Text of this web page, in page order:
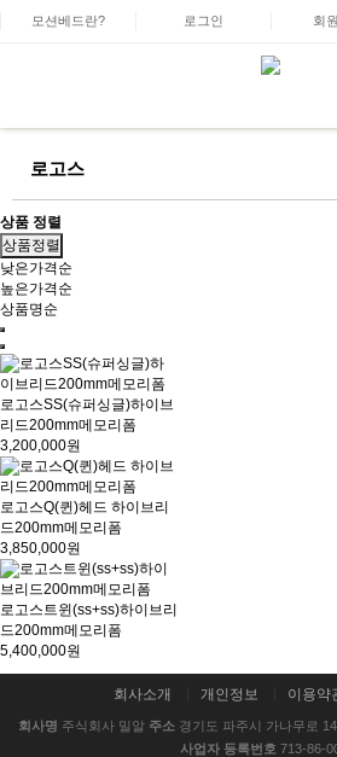
모션베드란? 로그인 회
로고스
상품 정렬
상품정렬
낮은가격순
높은가격순
상품명순
로고스SS(슈퍼싱글)하이브
리드200mm메모리폼
3,200,000원
로고스Q(퀸)헤드 하이브리
드200mm메모리폼
3,850,000원
로고스트윈(ss+ss)하이브리
드200mm메모리폼
5,400,000원
회사소개 개인정보 이용약
회사명 주식회사 밀알 주소 경기도 파주시 가나무로
사업자 등록번호 713-86-